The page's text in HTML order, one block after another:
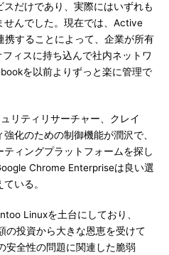
だけであり、実際にはいずれも
せんでした。現在では、Active
することによって、企業が所有
ィスに持ち込んで社内ネットワ
を以前よりずっと楽に管理で
リティリサーチャー、クレイ
化のための制御機能が潤沢で、
ィングプラットフォームを探し
Chrome Enterpriseは良い選
いる。
Linuxを土台にしており、
の投資から大きな恩恵を受けて
安全性の問題に関連した脆弱